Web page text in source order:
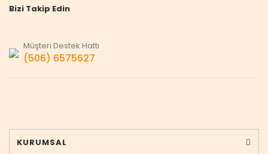
Bizi Takip Edin
Müşteri Destek Hattı
(506) 6575627
KURUMSAL